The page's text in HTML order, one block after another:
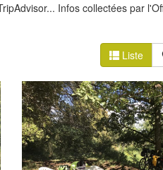
Infos collectées par
Liste